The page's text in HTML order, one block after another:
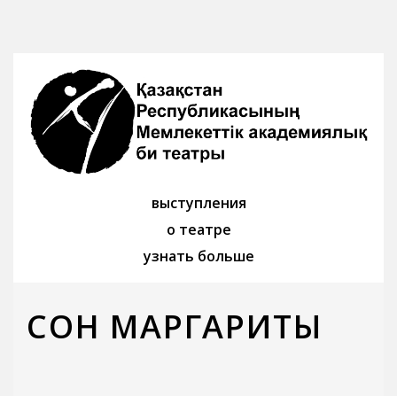
выступления
о театре
узнать больше
СОН МАРГАРИТЫ